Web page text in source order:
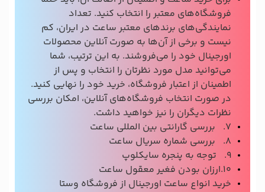
فروشگاه‌های معتبر را انتخاب کنید. تعداد
نمایندگی‌های برندهای معتبر ساعت در ایران، کم
نیست و برخی از آن‌ها به ‌صورت آنلاین محصولات
اورجینال خود را می‌فروشند. به این ترتیب، شما
می‌توانید مدل مورد نظرتان را انتخاب و پس از
اطمینان از اعتبار فروشگاه، خرید خود را نهایی کنید.
در صورت انتخاب فروشگاه‌های آنلاین، امکان بررسی
نظرات دیگران را نیز خواهید داشت.
7. بررسی گارانتی بین المللی ساعت
8. بررسی شماره سریال ساعت
9. توجه به پنجره سایکلوپ
10.ارزان بودن فغیر معقول ساعت
خرید انواع ساعت اورجینال از فروشگاه وستا